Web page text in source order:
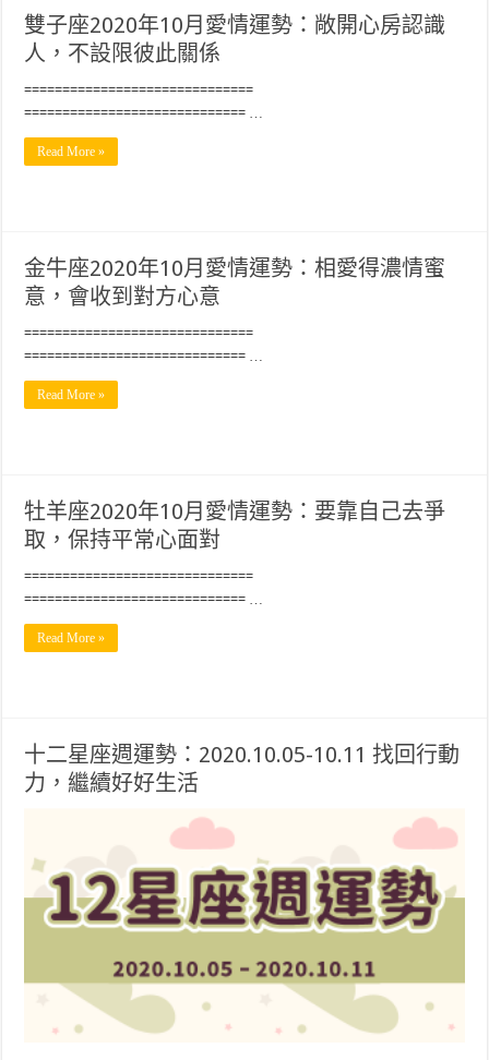
雙子座2020年10月愛情運勢：敞開心房認識
人，不設限彼此關係
==============================
============================= …
Read More »
金牛座2020年10月愛情運勢：相愛得濃情蜜
意，會收到對方心意
==============================
============================= …
Read More »
牡羊座2020年10月愛情運勢：要靠自己去爭
取，保持平常心面對
==============================
============================= …
Read More »
十二星座週運勢：2020.10.05-10.11 找回行動
力，繼續好好生活